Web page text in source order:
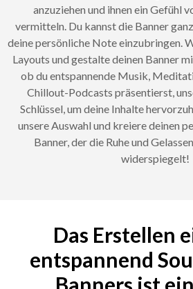
anzuziehen und ihnen ein Gefühl
vermitteln. Du kannst die Banner
deine persönliche Note einzubringen.
Layouts und gestalte deinen Banner
ob du entspannende Musik,
Chillout-Podcasts präsentierst,
Schlüssel, um deine Inhalte
unsere Auswahl und kreiere deinen
Banner, der die Ruhe und
widerspiegelt!
Das Erstellen
entspannend